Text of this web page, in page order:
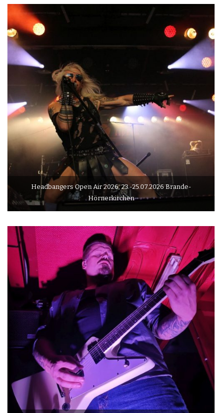
Headbangers Open Air 2026, 23.-25.07.2026 Brande-
Hörnerkirchen